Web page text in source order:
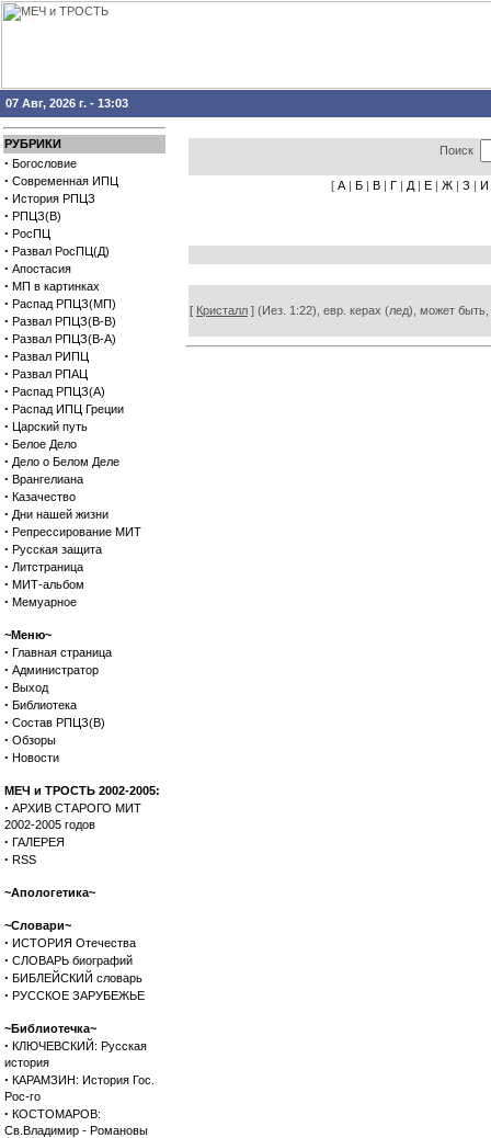
07 Авг, 2026 г. - 13:03
РУБРИКИ
· Богословие
· Современная ИПЦ
· История РПЦЗ
· РПЦЗ(В)
· РосПЦ
· Развал РосПЦ(Д)
· Апостасия
· МП в картинках
· Распад РПЦЗ(МП)
· Развал РПЦЗ(В-В)
· Развал РПЦЗ(В-А)
· Развал РИПЦ
· Развал РПАЦ
· Распад РПЦЗ(А)
· Распад ИПЦ Греции
· Царский путь
· Белое Дело
· Дело о Белом Деле
· Врангелиана
· Казачество
· Дни нашей жизни
· Репрессирование МИТ
· Русская защита
· Литстраница
· МИТ-альбом
· Мемуарное
~Меню~
· Главная страница
· Администратор
· Выход
· Библиотека
· Состав РПЦЗ(В)
· Обзоры
· Новости
МЕЧ и ТРОСТЬ 2002-2005:
· АРХИВ СТАРОГО МИТ
2002-2005 годов
· ГАЛЕРЕЯ
· RSS
~Апологетика~
~Словари~
· ИСТОРИЯ Отечества
· СЛОВАРЬ биографий
· БИБЛЕЙСКИЙ словарь
· РУССКОЕ ЗАРУБЕЖЬЕ
~Библиотечка~
· КЛЮЧЕВСКИЙ: Русская
история
· КАРАМЗИН: История Гос.
Рос-го
· КОСТОМАРОВ:
Св.Владимир - Романовы
Поиск
[ А | Б | В | Г | Д | Е | Ж | З | И
[ Кристалл ] (Иез. 1:22), евр. керах (лед), может быть,